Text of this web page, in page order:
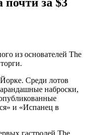
из основателей The
Среди лотов
наброски,
и «Испанец в
гастролей The